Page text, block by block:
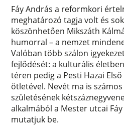
Fáy András a reformkori
meghatározó tagja volt és
köszönhetően Mikszáth
humorral – a nemzet
Valóban több szálon
fejlődését: a kulturális
téren pedig a Pesti Hazai
ötletével. Nevét ma is
születésének
alkalmából a Mester utcai
mutatjuk be.